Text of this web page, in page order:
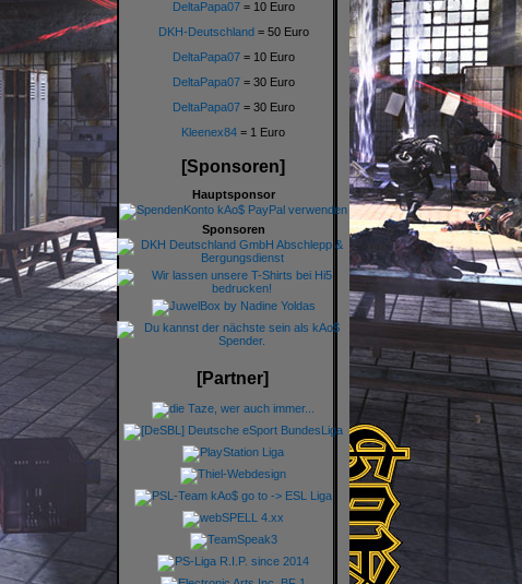
DeltaPapa07= 10 Euro
DKH-Deutschland = 50 Euro
DeltaPapa07= 10 Euro
DeltaPapa07= 30 Euro
DeltaPapa07= 30 Euro
Kleenex84 = 1 Euro
[Sponsoren]
Hauptsponsor
Sponsoren
[Partner]